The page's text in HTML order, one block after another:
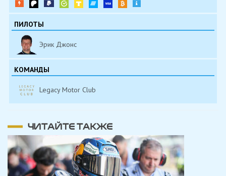
ПИЛОТЫ
Эрик Джонс
КОМАНДЫ
Legacy Motor Club
ЧИТАЙТЕ ТАКЖЕ